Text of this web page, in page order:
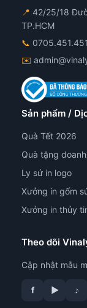
📍 42/25/18
TP.HCM
📞 0705.451.451
✉️
Sản phẩm /
Quà Tết 2026
Quà tặng
Ly sứ in logo
Xưởng in gốm
Xưởng in thủy
Theo dõi
Cập nhật mẫu
f ▶ ♪